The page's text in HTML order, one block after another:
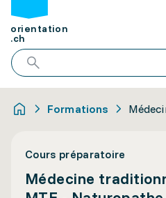
orientation
.ch
Formations
Cours préparatoire
Médecine